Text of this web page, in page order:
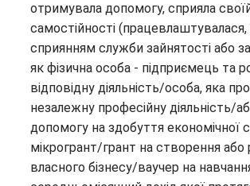
отримувала допомогу, сприяла
самостійності
сприянням служби зайнятості або
як фізична особа - підприємець та
відповідну діяльність/особа, яка
незалежну професійну діяльність/
допомогу на здобуття економічної
мікрогрант/грант на створення або
власного бізнесу/ваучер на